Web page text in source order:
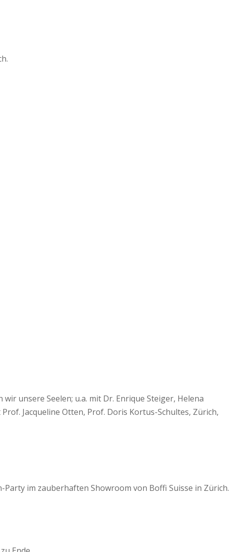
unsere Seelen; u.a. mit Dr. Enrique Steiger, Helena
Jacqueline Otten, Prof. Doris Kortus-Schultes, Zürich,
im zauberhaften Showroom von Boffi Suisse in Zürich.